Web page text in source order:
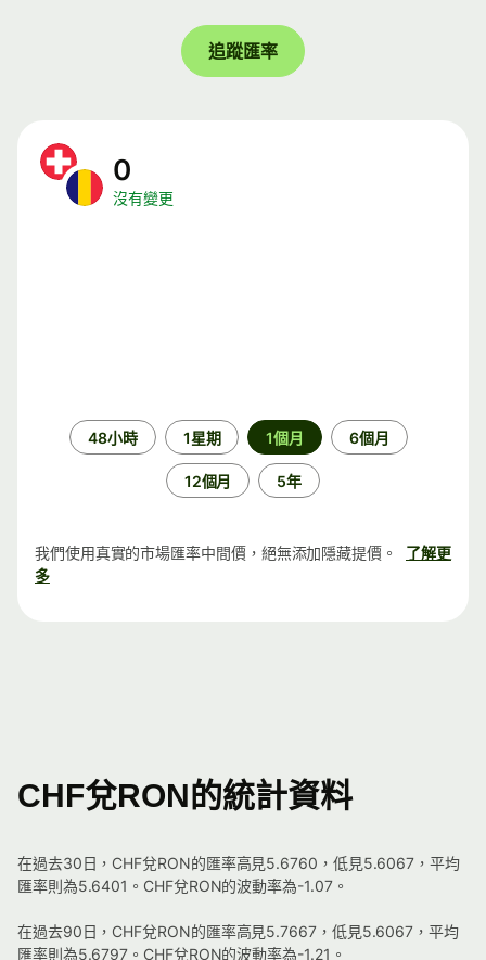
追蹤匯率
0
沒有變更
48小時 1星期 1個月 6個月
12個月 5年
我們使用真實的市場匯率中間價，絕無添加隱藏提價。
了解更
多
CHF兌RON的統計資料
在過去30日，CHF兌RON的匯率高見5.6760，低見5.6067，平均
匯率則為5.6401。CHF兌RON的波動率為-1.07。
在過去90日，CHF兌RON的匯率高見5.7667，低見5.6067，平均
匯率則為5.6797。CHF兌RON的波動率為-1.21。